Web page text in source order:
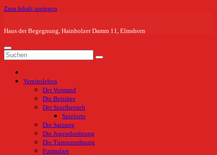
Zum Inhalt springen
Haus der Begegnung, Hainholzer Damm 11, Elmshorn
Vereinsleben
Der Vorstand
Die Beiträge
Der Spielbetrieb
Spielorte
Die Satzung
Die Jugendordnung
Die Turnierordnung
Formulare